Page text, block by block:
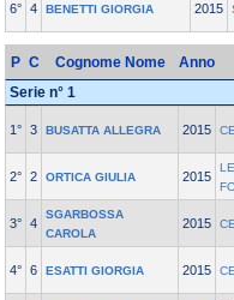
6° 4 BENETTI GIORGIA 2015
P C Cognome Nome
Anno
Serie n° 1
1° 3 BUSATTA ALLEGRA 2015
2° 2 ORTICA GIULIA 2015
3° 4
SGARBOSSA
CAROLA
2015
4° 6 ESATTI GIORGIA 2015